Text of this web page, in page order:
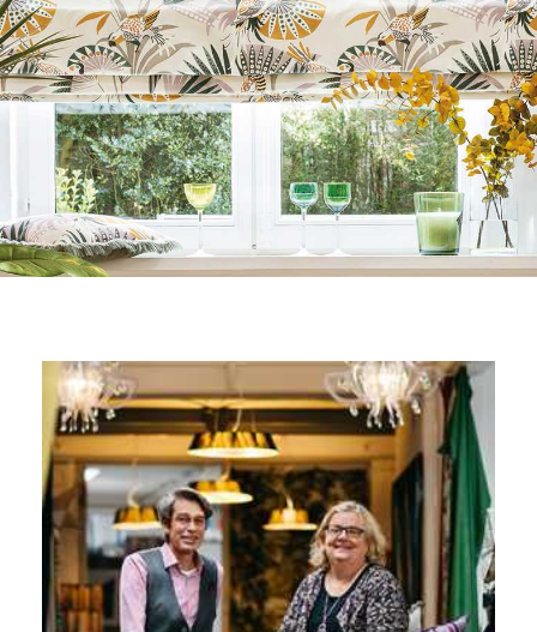
Stile